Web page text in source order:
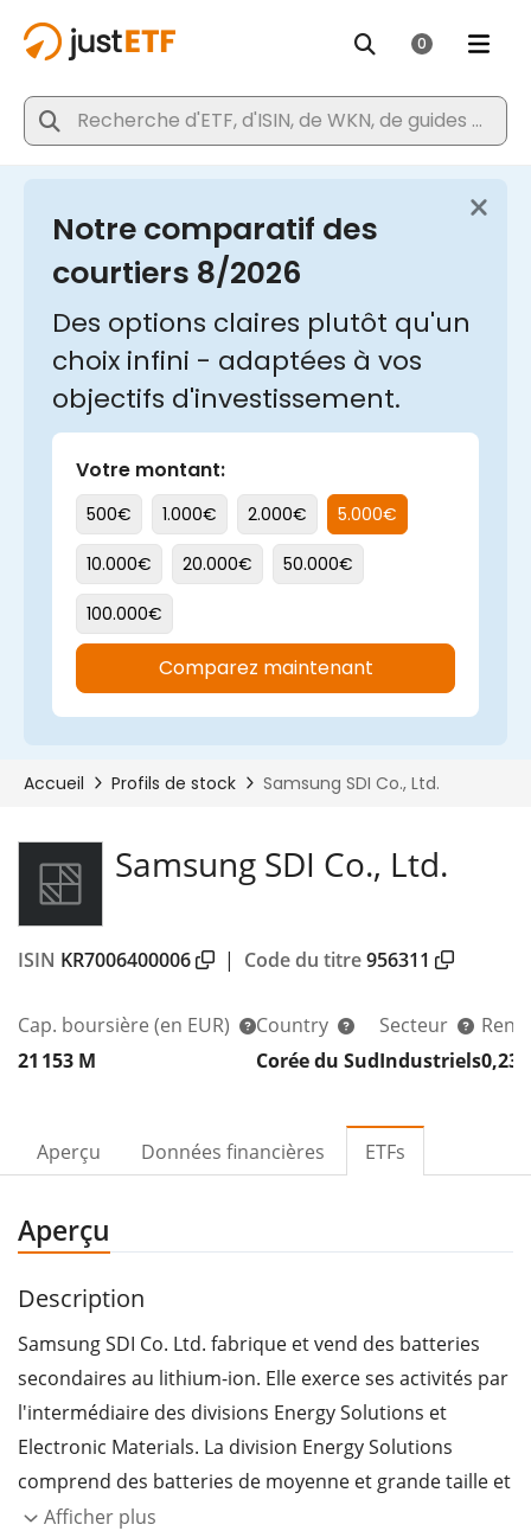
Samsung SDI Co., Ltd.
ISIN KR7006400006 | Code du titre956311
Cap. boursière (en EUR)
21 153 M
Country
Corée du Sud
Secteur
Industriels
Aperçu Données financières ETFs
Aperçu
Description
Samsung SDI Co. Ltd. fabrique et vend des batteries
secondaires au lithium-ion. Elle exerce ses activités par
l'intermédiaire des divisions Energy Solutions et
Electronic Materials. La division Energy Solutions
comprend des batteries de moyenne et grande taille et
des batteries de petite taille. La division Electronic
Afficher plus